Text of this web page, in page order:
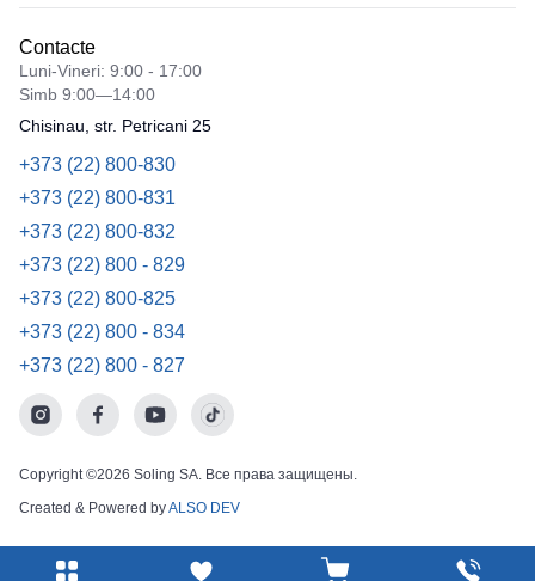
Contacte
Luni-Vineri: 9:00 - 17:00
Simb 9:00—14:00
Chisinau, str. Petricani 25
+373 (22) 800-830
+373 (22) 800-831
+373 (22) 800-832
+373 (22) 800 - 829
+373 (22) 800-825
+373 (22) 800 - 834
+373 (22) 800 - 827
Copyright ©2026 Soling SA. Все права защищены.
Created & Powered byALSO DEV